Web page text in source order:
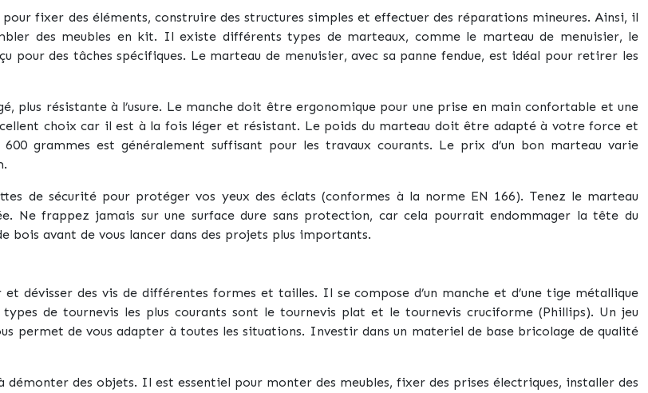
fixer des éléments, construire des structures simples et effectuer des réparations mineures. Ainsi, il
des meubles en kit. Il existe différents types de marteaux, comme le marteau de menuisier, le
pour des tâches spécifiques. Le marteau de menuisier, avec sa panne fendue, est idéal pour retirer les
plus résistante à l’usure. Le manche doit être ergonomique pour une prise en main confortable et une
choix car il est à la fois léger et résistant. Le poids du marteau doit être adapté à votre force et
grammes est généralement suffisant pour les travaux courants. Le prix d’un bon marteau varie
de sécurité pour protéger vos yeux des éclats (conformes à la norme EN 166). Tenez le marteau
Ne frappez jamais sur une surface dure sans protection, car cela pourrait endommager la tête du
bois avant de vous lancer dans des projets plus importants.
dévisser des vis de différentes formes et tailles. Il se compose d’un manche et d’une tige métallique
de tournevis les plus courants sont le tournevis plat et le tournevis cruciforme (Phillips). Un jeu
permet de vous adapter à toutes les situations. Investir dans un materiel de base bricolage de qualité
des objets. Il est essentiel pour monter des meubles, fixer des prises électriques, installer des